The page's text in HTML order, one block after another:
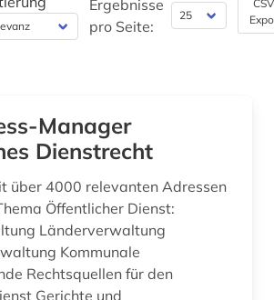
Pädagogik (0)
(1)
Rechtswissenschaft (1)
Romanistik (0)
Ergebnisse
pro Seite:
Manager
Dienstrecht
über 4000 relevanten Adressen
Öffentlicher Dienst:
den
und